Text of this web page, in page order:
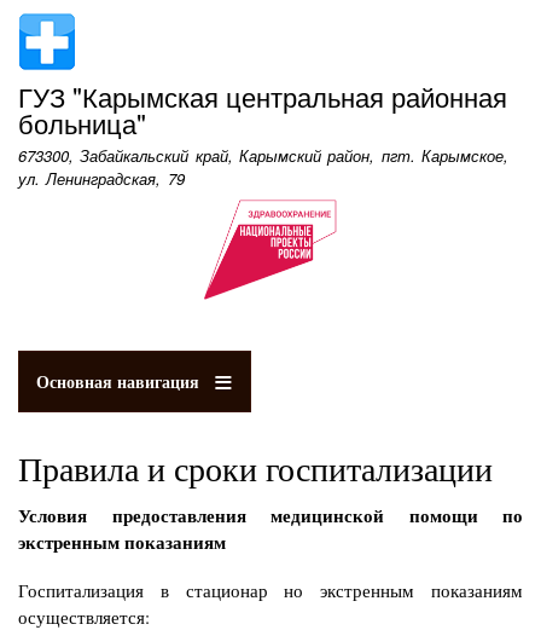
содержанию
ГУЗ "Карымская центральная районная
больница"
673300, Забайкальский край, Карымский район, пгт. Карымское,
ул. Ленинградская, 79
Основная навигация
Правила и сроки госпитализации
Условия предоставления медицинской помощи по
экстренным показаниям
Госпитализация в стационар но экстренным показаниям
осуществляется: